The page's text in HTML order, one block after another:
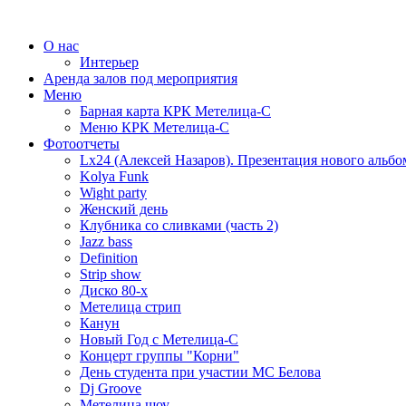
О нас
Интерьер
Аренда залов под мероприятия
Меню
Барная карта КРК Метелица-С
Меню КРК Метелица-С
Фотоотчеты
Lx24 (Алексей Назаров). Презентация нового
Kolya Funk
Wight party
Женский день
Клубника со сливками (часть 2)
Jazz bass
Definition
Strip show
Диско 80-х
Метелица стрип
Канун
Новый Год с Метелица-С
Концерт группы "Корни"
День студента при участии МС Белова
Dj Groove